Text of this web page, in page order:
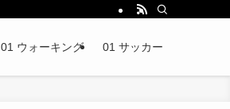
01 ウォーキング 01 サッカー